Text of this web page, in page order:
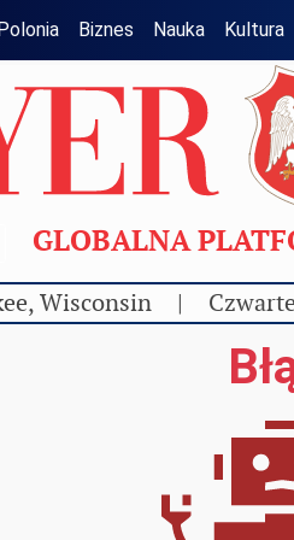
Biznes Nauka Kultura
GLOBALNA
Wisconsin |